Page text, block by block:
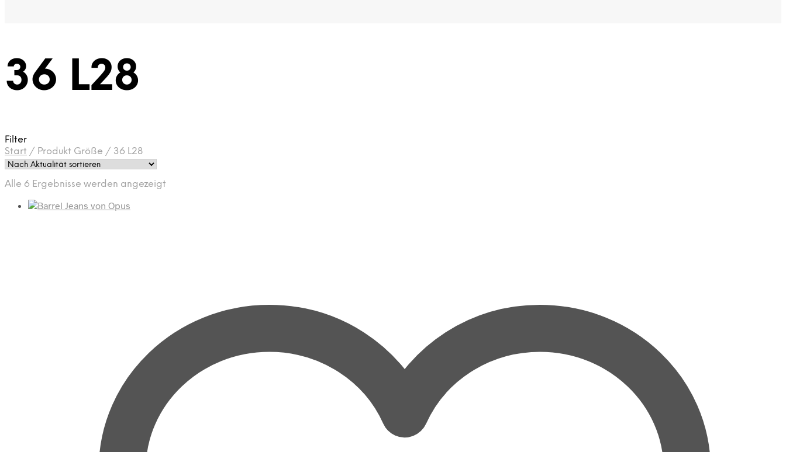
36 L28
Filter
Start / Produkt Größe / 36 L28
Alle 6 Ergebnisse werden angezeigt